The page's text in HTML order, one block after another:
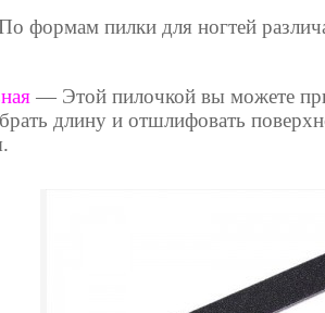
формам пилки для ногтей
— Этой пилочкой вы можете
длину и отшлифовать